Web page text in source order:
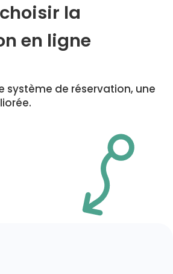
la
en ligne
système de réservation, une